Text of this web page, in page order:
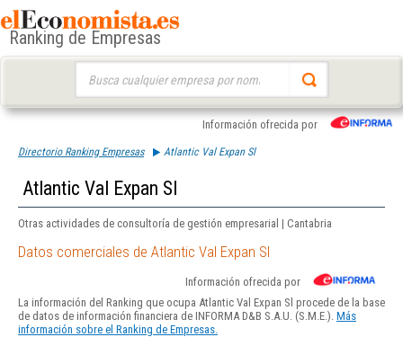
Ranking de Empresas
Información ofrecida por
Directorio Ranking Empresas Atlantic Val Expan Sl
Atlantic Val Expan Sl
Otras actividades de consultoría de gestión empresarial | Cantabria
Datos comerciales de Atlantic Val Expan Sl
Información ofrecida por
La información del Ranking que ocupa Atlantic Val Expan Sl procede de la base
de datos de información financiera de INFORMA D&B S.A.U. (S.M.E.). Más
información sobre el Ranking de Empresas.